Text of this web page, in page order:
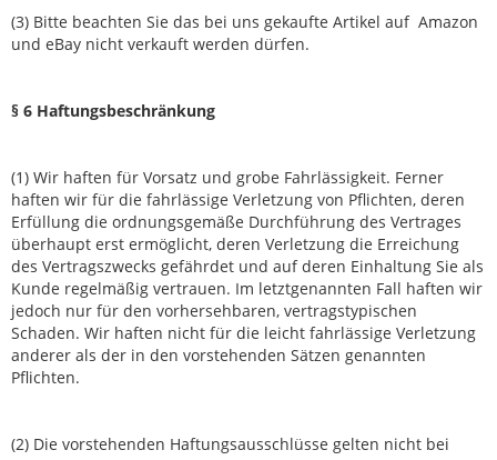
(3) Bitte beachten Sie das bei uns gekaufte Artikel auf Amazon
und eBay nicht verkauft werden dürfen.
§ 6 Haftungsbeschränkung
(1) Wir haften für Vorsatz und grobe Fahrlässigkeit. Ferner
haften wir für die fahrlässige Verletzung von Pflichten, deren
Erfüllung die ordnungsgemäße Durchführung des Vertrages
überhaupt erst ermöglicht, deren Verletzung die Erreichung
des Vertragszwecks gefährdet und auf deren Einhaltung Sie als
Kunde regelmäßig vertrauen. Im letztgenannten Fall haften wir
jedoch nur für den vorhersehbaren, vertragstypischen
Schaden. Wir haften nicht für die leicht fahrlässige Verletzung
anderer als der in den vorstehenden Sätzen genannten
Pflichten.
(2) Die vorstehenden Haftungsausschlüsse gelten nicht bei